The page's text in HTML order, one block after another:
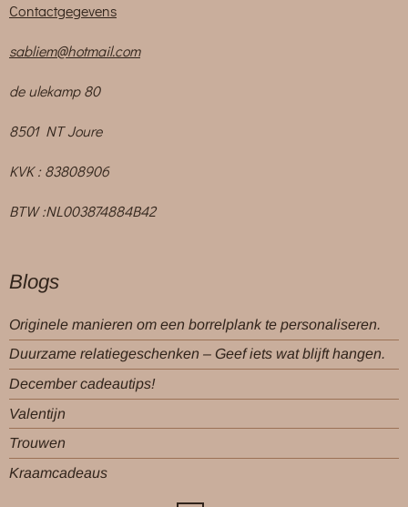
Contactgegevens
sabliem@hotmail.com
de ulekamp 80
8501 NT Joure
KVK : 83808906
BTW :NL003874884B42
Blogs
Originele manieren om een borrelplank te personaliseren.
Duurzame relatiegeschenken – Geef iets wat blijft hangen.
December cadeautips!
Valentijn
Trouwen
Kraamcadeaus